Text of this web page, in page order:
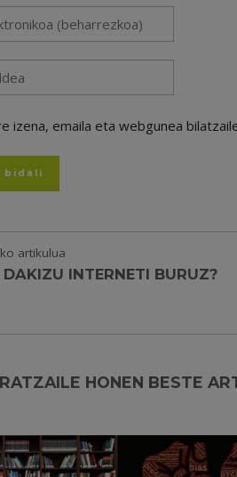
izena, emaila eta webgunea
artikulua
DAKIZU INTERNETI BURUZ?
HONEN BESTE